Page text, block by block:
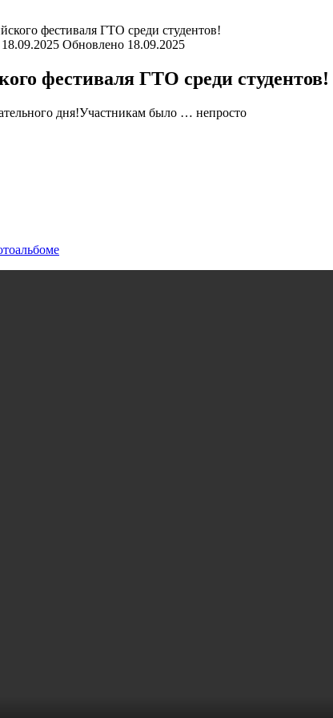
фестиваля ГТО среди студентов!
18.09.2025 Обновлено 18.09.2025
фестиваля ГТО среди студентов!
дня!Участникам было … непросто